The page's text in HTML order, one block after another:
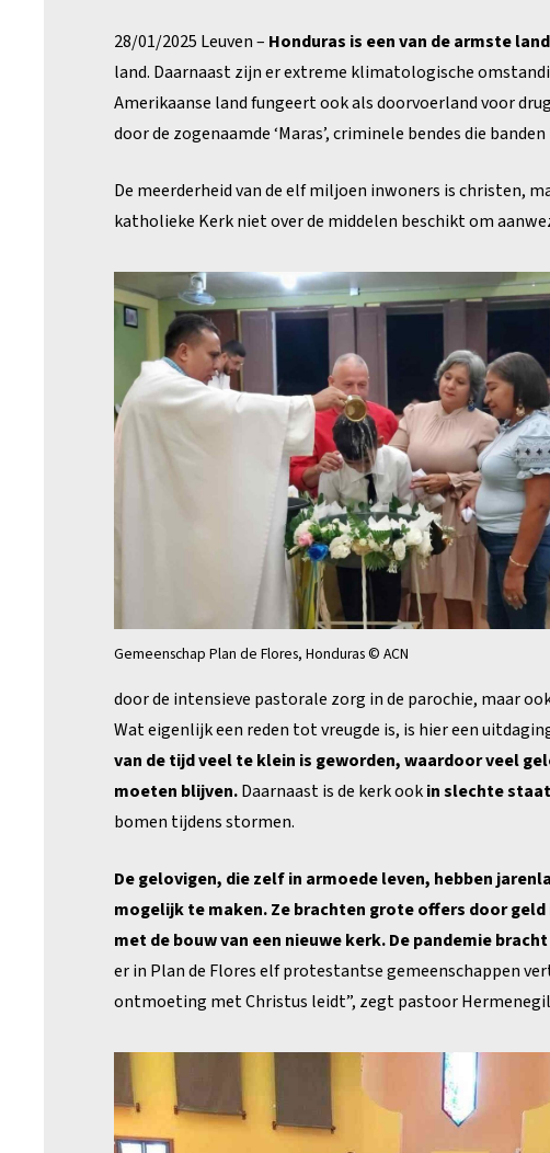
28/01/2025 Leuven – Honduras is een van de armste
land. Daarnaast zijn er extreme klimatologische
Amerikaanse land fungeert ook als doorvoerland voor
door de zogenaamde ‘Maras’, criminele bendes die
De meerderheid van de elf miljoen inwoners is christen,
katholieke Kerk niet over de middelen beschikt om
Gemeenschap Plan de Flores, Honduras © ACN
door de intensieve pastorale zorg in de parochie, maar
Wat eigenlijk een reden tot vreugde is, is hier een
van de tijd veel te klein is geworden, waardoor veel
moeten blijven.Daarnaast is de kerk ookin slechte staat
bomen tijdens stormen.
De gelovigen, die zelf in armoede leven, hebben
mogelijk te maken. Ze brachten grote offers door geld
met de bouw van een nieuwe kerk. De pandemie
er in Plan de Flores elf protestantse gemeenschappen
ontmoeting met Christus leidt”, zegt pastoor